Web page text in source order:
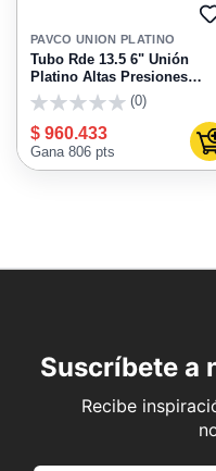
PAVCO UNION PLATINO
Tubo Rde 13.5 6" Unión
Platino Altas Presiones
Pavco
(0)
$ 960.433
Gana 806 pts
Suscríbete a
Recibe